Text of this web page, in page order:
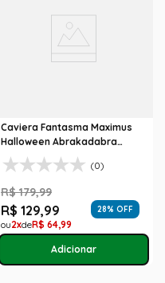
Caviera Fantasma Maximus
Halloween Abrakadabra
Fantasias
(0)
R$ 179,99
R$ 129,99 28% OFF
2 R$ 64,99